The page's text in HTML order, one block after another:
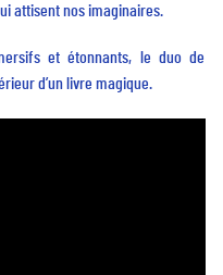
attisent nos imaginaires.
et étonnants, le duo de
d’un livre magique.